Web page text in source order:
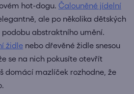
hot-dogu. Čalouněné jídelní
ale po několika dětských
podobu abstraktního umění.
židle nebo dřevěné židle snesou
se na nich pokusíte otevřít
domácí mazlíček rozhodne, že